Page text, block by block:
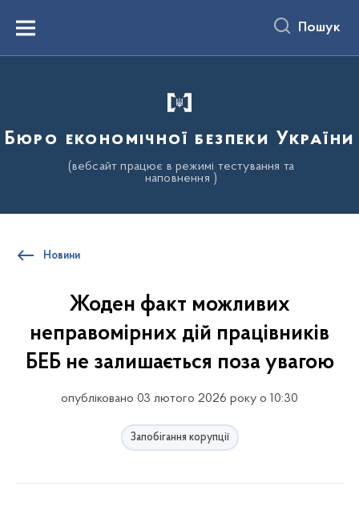
вмістуMenu Пошук
Бюро економічної безпеки України
(вебсайт працює в режимі тестування та
наповнення )
Новини
Жоден факт можливих
неправомірних дій працівників
БЕБ не залишається поза увагою
опубліковано 03 лютого 2026 року о 10:30
Запобігання корупції